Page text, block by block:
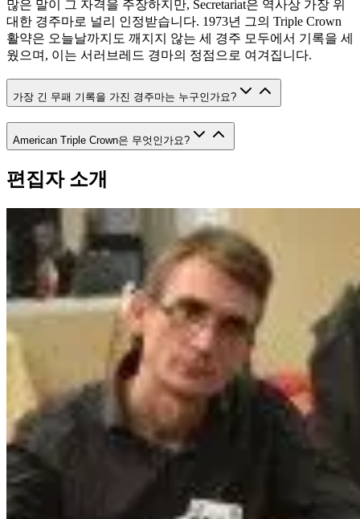
많은 말이 그 자격을 주장하지만, Secretariat은 역사상 가장 위
대한 경주마로 널리 인정받습니다. 1973년 그의 Triple Crown
활약은 오늘날까지도 깨지지 않는 세 경주 모두에서 기록을 세
웠으며, 이는 서러브레드 경마의 정점으로 여겨집니다.
가장 긴 무패 기록을 가진 경주마는 누구인가요?
American Triple Crown은 무엇인가요?
편집자 소개